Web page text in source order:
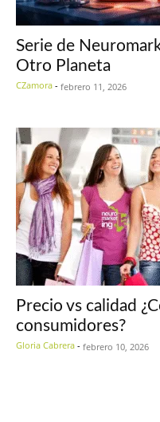
Serie de
Otro Planeta
CZamora - febrero 11, 2026
Precio vs calidad
consumidores?
Gloria Cabrera - febrero 10, 2026